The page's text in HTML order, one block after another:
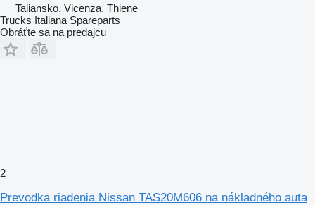
Taliansko, Vicenza, Thiene
Trucks Italiana Spareparts
Obráťte sa na predajcu
2
Prevodka riadenia Nissan TAS20M606 na nákladného auta